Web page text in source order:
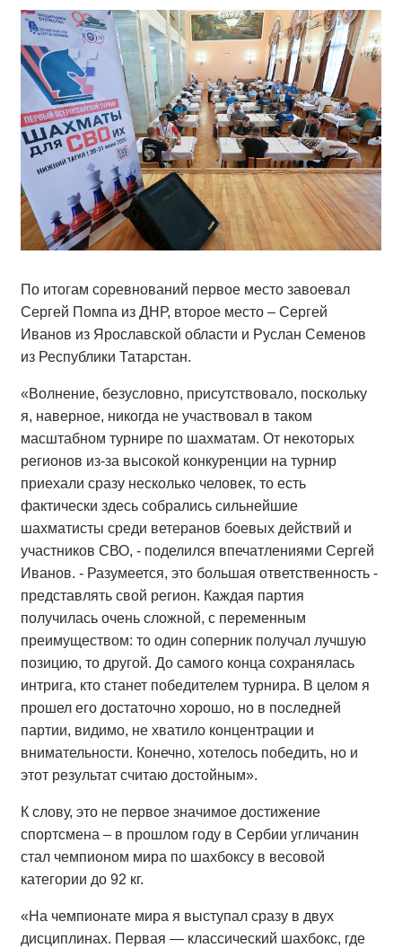
По итогам соревнований первое место завоевал
Сергей Помпа из ДНР, второе место – Сергей
Иванов из Ярославской области и Руслан Семенов
из Республики Татарстан.
«Волнение, безусловно, присутствовало, поскольку
я, наверное, никогда не участвовал в таком
масштабном турнире по шахматам. От некоторых
регионов из-за высокой конкуренции на турнир
приехали сразу несколько человек, то есть
фактически здесь собрались сильнейшие
шахматисты среди ветеранов боевых действий и
участников СВО, - поделился впечатлениями Сергей
Иванов. - Разумеется, это большая ответственность -
представлять свой регион. Каждая партия
получилась очень сложной, с переменным
преимуществом: то один соперник получал лучшую
позицию, то другой. До самого конца сохранялась
интрига, кто станет победителем турнира. В целом я
прошел его достаточно хорошо, но в последней
партии, видимо, не хватило концентрации и
внимательности. Конечно, хотелось победить, но и
этот результат считаю достойным».
К слову, это не первое значимое достижение
спортсмена – в прошлом году в Сербии угличанин
стал чемпионом мира по шахбоксу в весовой
категории до 92 кг.
«На чемпионате мира я выступал сразу в двух
дисциплинах. Первая — классический шахбокс, где